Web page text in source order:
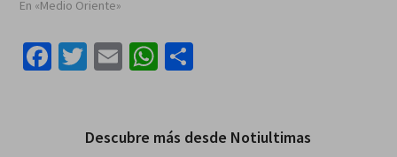
En «Medio Oriente»
Facebook
Twitter
EmailWhatsApp
Compartir
Descubre más desde Notiultimas